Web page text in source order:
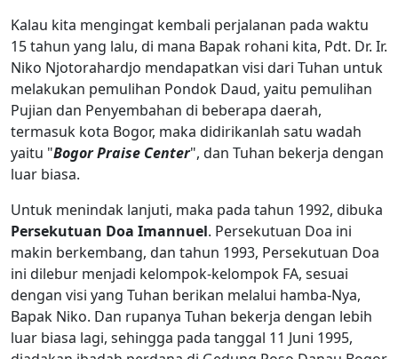
Kalau kita mengingat kembali perjalanan pada waktu
15 tahun yang lalu, di mana Bapak rohani kita, Pdt. Dr. Ir.
Niko Njotorahardjo mendapatkan visi dari Tuhan untuk
melakukan pemulihan Pondok Daud, yaitu pemulihan
Pujian dan Penyembahan di beberapa daerah,
termasuk kota Bogor, maka didirikanlah satu wadah
yaitu "Bogor Praise Center", dan Tuhan bekerja dengan
luar biasa.
Untuk menindak lanjuti, maka pada tahun 1992, dibuka
Persekutuan Doa Imannuel. Persekutuan Doa ini
makin berkembang, dan tahun 1993, Persekutuan Doa
ini dilebur menjadi kelompok-kelompok FA, sesuai
dengan visi yang Tuhan berikan melalui hamba-Nya,
Bapak Niko. Dan rupanya Tuhan bekerja dengan lebih
luar biasa lagi, sehingga pada tanggal 11 Juni 1995,